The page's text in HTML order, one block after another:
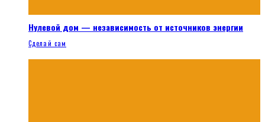
Нулевой дом — независимость от источников энергии
Сделай сам